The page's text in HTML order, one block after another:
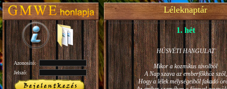
Azonosító:
Jelszó:
Léleknaptár
1. hét
HÚSVÉTI HANGULAT
Mikor a kozmikus távolból
A Nap szava az emberfőkhöz szól,
Hogy a lélek mélységeiből fakadó